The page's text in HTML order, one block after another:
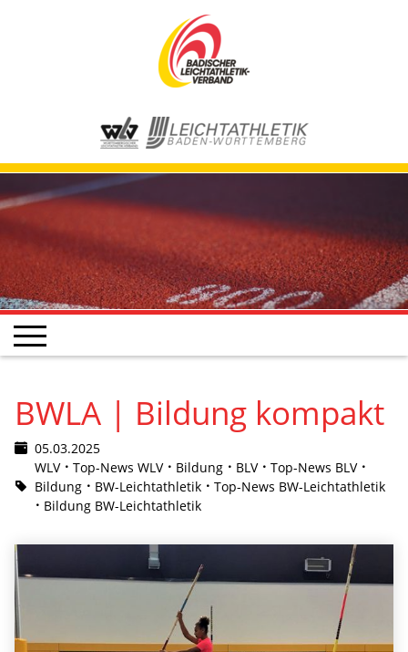
BWLA | Bildung kompakt
05.03.2025
WLV
Top-News WLV Bildung BLV
Top-News BLV
Bildung
BW-Leichtathletik
Top-News BW-Leichtathletik
Bildung BW-Leichtathletik